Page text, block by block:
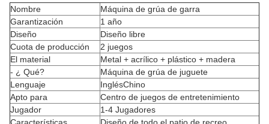
Nombre
Máquina de grúa de garra
Garantización
1 año
Diseño
Diseño libre
Cuota de producción
2 juegos
El material
Metal + acrílico + plástico + madera
- ¿ Qué?
Máquina de grúa de juguete
Lenguaje
InglésChino
Apto para
Centro de juegos de entretenimiento
Jugador
1-4 Jugadores